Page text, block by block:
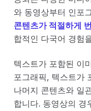
와 동영상부터 인포
콘텐츠가 적절하게
합적인 다국어 경험
텍스트가 포함된 이
포그래픽, 텍스트가
나머지 콘텐츠와 일
합니다. 동영상의 경